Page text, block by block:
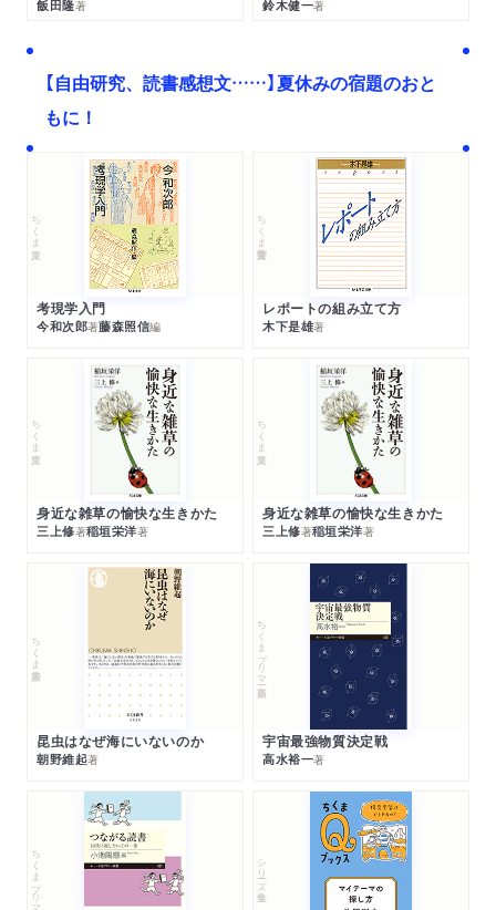
飯田隆著 鈴木健一著
【自由研究、読書感想文……】夏休みの宿題のおと
もに！
ちくま文庫
考現学入門
今和次郎著藤森照信編
ちくま学芸文庫
レポートの組み立て方
木下是雄著
ちくま文庫
身近な雑草の愉快な生きかた
三上修著稲垣栄洋著
ちくま文庫
身近な雑草の愉快な生きかた
三上修著稲垣栄洋著
ちくま新書
昆虫はなぜ海にいないのか
朝野維起著
ちくまプリマー新書
宇宙最強物質決定戦
高水裕一著
ちくまプリマー新書 シリーズ・全集